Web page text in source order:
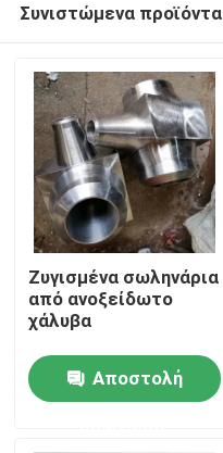
Σπίτι
Προϊόντα
Βίντεο
Συνιστώμενα προϊόντα
Ζυγισμένα σωληνάρια
από ανοξείδωτο
χάλυβα
Αποστολή